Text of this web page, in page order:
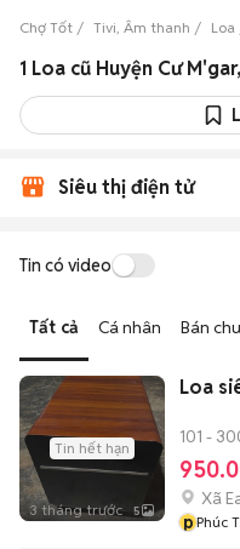
Chợ Tốt Tivi, Âm thanh Loa
1 Loa cũ Huyện Cư
Siêu thị điện tử
Tin có video
Tất cả Cá nhân Bán
Tin hết hạn
3 tháng trước 5
Loa
101 -
Xã
pPhúc